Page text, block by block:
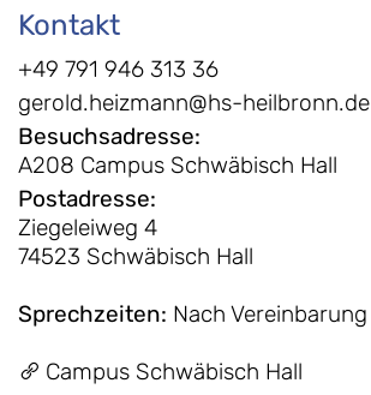
Kontakt
+49 791 946 313 36
gerold.heizmann@hs-heilbronn.de
Besuchsadresse:
A208 Campus Schwäbisch Hall
Postadresse:
Ziegeleiweg 4
74523 Schwäbisch Hall
Sprechzeiten: Nach Vereinbarung
Campus Schwäbisch Hall